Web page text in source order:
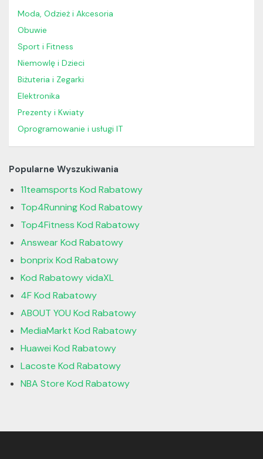
Moda, Odzież i Akcesoria
Obuwie
Sport i Fitness
Niemowlę i Dzieci
Biżuteria i Zegarki
Elektronika
Prezenty i Kwiaty
Oprogramowanie i usługi IT
Popularne Wyszukiwania
11teamsports Kod Rabatowy
Top4Running Kod Rabatowy
Top4Fitness Kod Rabatowy
Answear Kod Rabatowy
bonprix Kod Rabatowy
Kod Rabatowy vidaXL
4F Kod Rabatowy
ABOUT YOU Kod Rabatowy
MediaMarkt Kod Rabatowy
Huawei Kod Rabatowy
Lacoste Kod Rabatowy
NBA Store Kod Rabatowy